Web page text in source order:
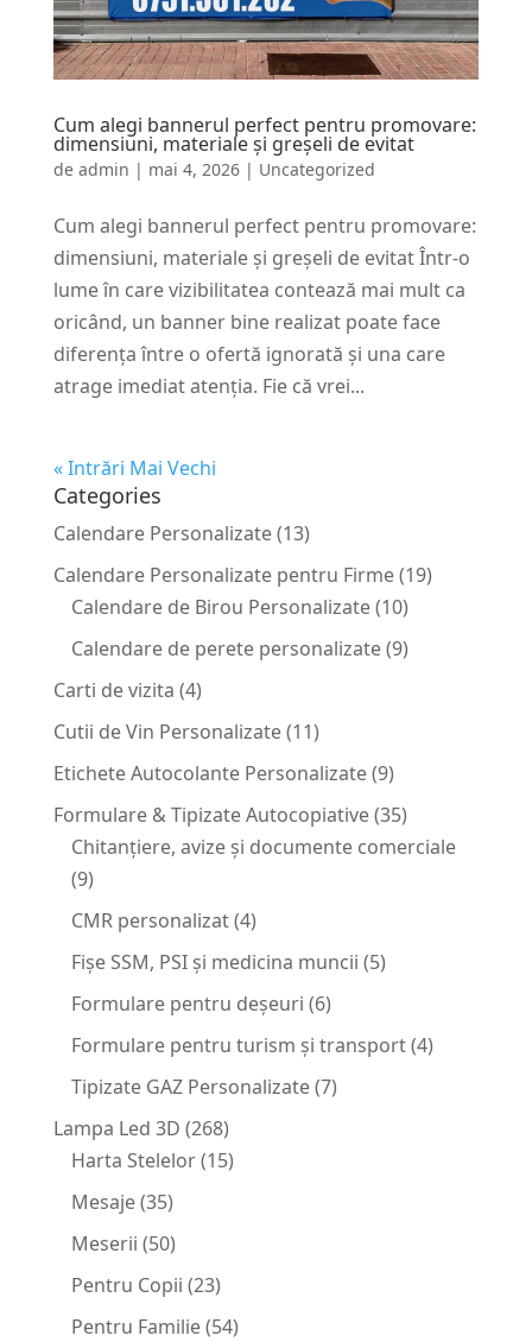
Cum alegi bannerul perfect pentru promovare:
dimensiuni, materiale și greșeli de evitat
de admin | mai 4, 2026| Uncategorized
Cum alegi bannerul perfect pentru promovare:
dimensiuni, materiale și greșeli de evitat Într-o
lume în care vizibilitatea contează mai mult ca
oricând, un banner bine realizat poate face
diferența între o ofertă ignorată și una care
atrage imediat atenția. Fie că vrei...
« Intrări Mai Vechi
Categories
Calendare Personalizate(13)
Calendare Personalizate pentru Firme(19)
Calendare de Birou Personalizate(10)
Calendare de perete personalizate(9)
Carti de vizita (4)
Cutii de Vin Personalizate(11)
Etichete Autocolante Personalizate(9)
Formulare & Tipizate Autocopiative(35)
Chitanțiere, avize și documente comerciale
(9)
CMR personalizat(4)
Fișe SSM, PSI și medicina muncii (5)
Formulare pentru deșeuri (6)
Formulare pentru turism și transport(4)
Tipizate GAZ Personalizate(7)
Lampa Led 3D (268)
Harta Stelelor(15)
Mesaje(35)
Meserii (50)
Pentru Copii (23)
Pentru Familie(54)